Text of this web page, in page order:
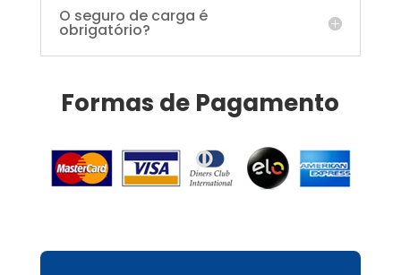
O seguro de carga é
obrigatório?
Formas de Pagamento